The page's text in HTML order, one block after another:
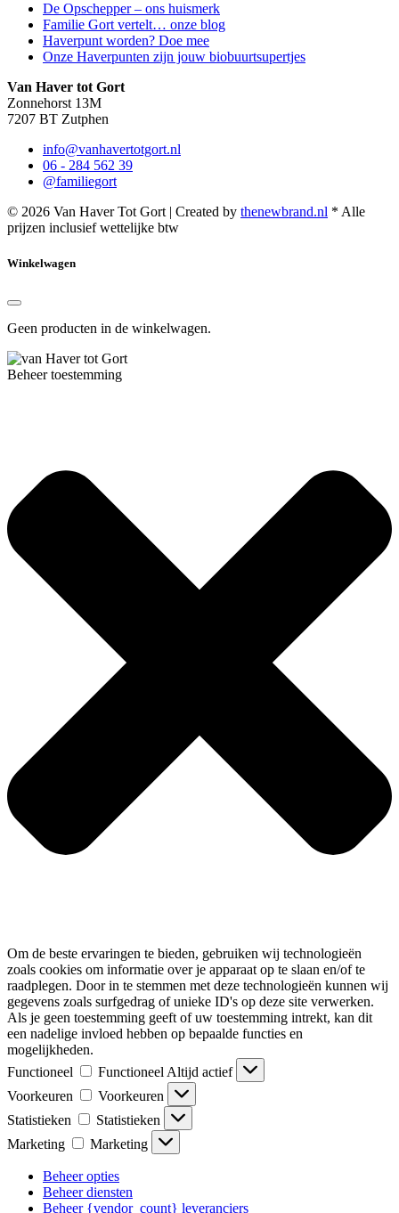
De Opschepper – ons huismerk
Familie Gort vertelt… onze blog
Haverpunt worden? Doe mee
Onze Haverpunten zijn jouw biobuurtsupertjes
Van Haver tot Gort
Zonnehorst 13M
7207 BT Zutphen
info@vanhavertotgort.nl
06 - 284 562 39
@familiegort
© 2026 Van Haver Tot Gort | Created by thenewbrand.nl * Alle
prijzen inclusief wettelijke btw
Winkelwagen
Geen producten in de winkelwagen.
Beheer toestemming
Om de beste ervaringen te bieden, gebruiken wij technologieën
zoals cookies om informatie over je apparaat op te slaan en/of te
raadplegen. Door in te stemmen met deze technologieën kunnen wij
gegevens zoals surfgedrag of unieke ID's op deze site verwerken.
Als je geen toestemming geeft of uw toestemming intrekt, kan dit
een nadelige invloed hebben op bepaalde functies en
mogelijkheden.
Functioneel
Functioneel Altijd actief
Voorkeuren
Voorkeuren
Statistieken
Statistieken
Marketing
Marketing
Beheer opties
Beheer diensten
Beheer {vendor_count} leveranciers